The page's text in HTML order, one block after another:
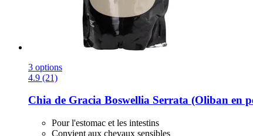
3 options
4.9 (21)
Chia de Gracia Boswellia Serrata (Oliban en
Pour l'estomac et les intestins
Convient aux chevaux sensibles